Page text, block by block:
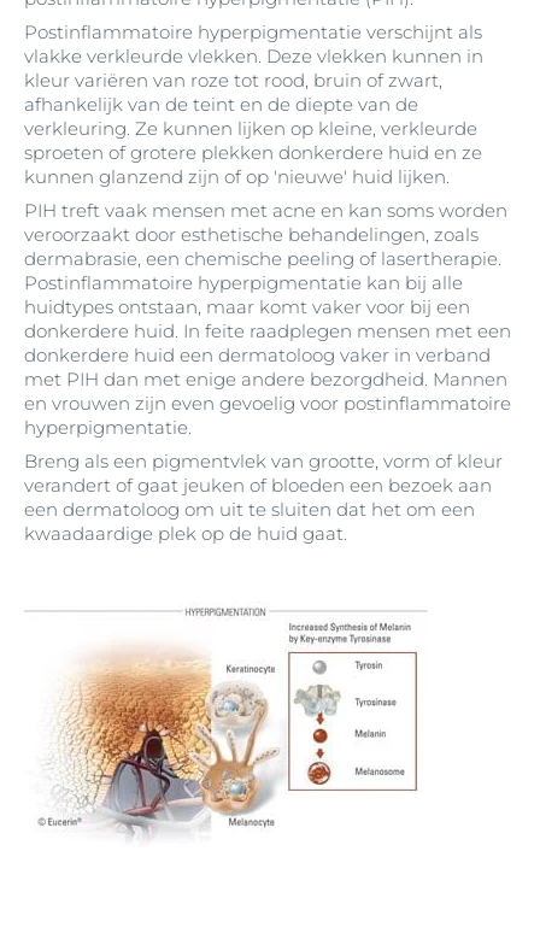
Postinflammatoire hyperpigmentatie verschijnt als
vlakke verkleurde vlekken. Deze vlekken kunnen in
kleur variëren van roze tot rood, bruin of zwart,
afhankelijk van de teint en de diepte van de
verkleuring. Ze kunnen lijken op kleine, verkleurde
sproeten of grotere plekken donkerdere huid en ze
kunnen glanzend zijn of op 'nieuwe' huid lijken.
PIH treft vaak mensen met acne en kan soms worden
veroorzaakt door esthetische behandelingen, zoals
dermabrasie, een chemische peeling of lasertherapie.
Postinflammatoire hyperpigmentatie kan bij alle
huidtypes ontstaan, maar komt vaker voor bij een
donkerdere huid. In feite raadplegen mensen met een
donkerdere huid een dermatoloog vaker in verband
met PIH dan met enige andere bezorgdheid. Mannen
en vrouwen zijn even gevoelig voor postinflammatoire
hyperpigmentatie.
Breng als een pigmentvlek van grootte, vorm of kleur
verandert of gaat jeuken of bloeden een bezoek aan
een dermatoloog om uit te sluiten dat het om een
kwaadaardige plek op de huid gaat.